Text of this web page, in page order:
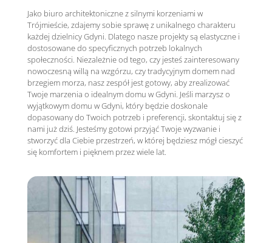
Jako biuro architektoniczne z silnymi korzeniami w
Trójmieście, zdajemy sobie sprawę z unikalnego charakteru
każdej dzielnicy Gdyni. Dlatego nasze projekty są elastyczne i
dostosowane do specyficznych potrzeb lokalnych
społeczności. Niezależnie od tego, czy jesteś zainteresowany
nowoczesną willą na wzgórzu, czy tradycyjnym domem nad
brzegiem morza, nasz zespół jest gotowy, aby zrealizować
Twoje marzenia o idealnym domu w Gdyni. Jeśli marzysz o
wyjątkowym domu w Gdyni, który będzie doskonale
dopasowany do Twoich potrzeb i preferencji, skontaktuj się z
nami już dziś. Jesteśmy gotowi przyjąć Twoje wyzwanie i
stworzyć dla Ciebie przestrzeń, w której będziesz mógł cieszyć
się komfortem i pięknem przez wiele lat.